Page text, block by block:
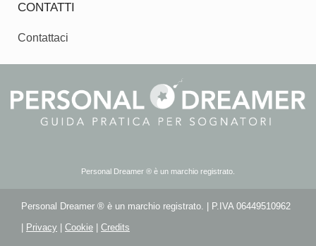
CONTATTI
Contattaci
Personal Dreamer ® è un marchio registrato.
Personal Dreamer ® è un marchio registrato. | P.IVA 06449510962
Privacy Cookie Credits